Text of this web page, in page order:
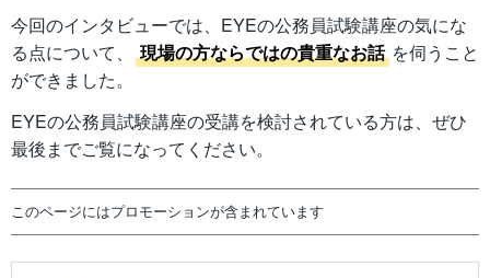
今回のインタビューでは、EYEの公務員試験講座の気にな
る点について、
現場の方ならではの貴重なお話 を伺うこと
ができました。
EYEの公務員試験講座の受講を検討されている方は、ぜひ
最後までご覧になってください。
このページにはプロモーションが含まれています